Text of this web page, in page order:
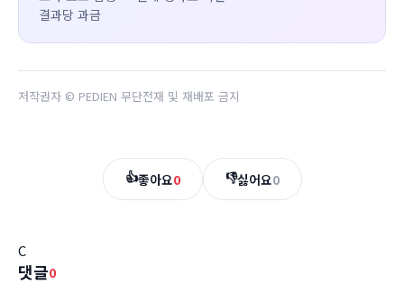
결과당 과금
저작권자 © PEDIEN 무단전재 및 재배포 금지
👍좋아요0 👎싫어요0
C
댓글0